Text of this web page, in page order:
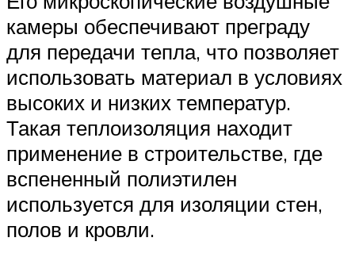
камеры обеспечивают преграду
для передачи тепла, что позволяет
использовать материал в условиях
высоких и низких температур.
Такая теплоизоляция находит
применение в строительстве, где
вспененный полиэтилен
используется для изоляции стен,
полов и кровли.